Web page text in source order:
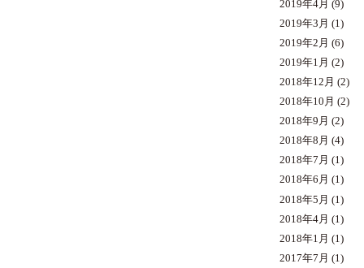
2019年4月 (9)
2019年3月 (1)
2019年2月 (6)
2019年1月 (2)
2018年12月 (2)
2018年10月 (2)
2018年9月 (2)
2018年8月 (4)
2018年7月 (1)
2018年6月 (1)
2018年5月 (1)
2018年4月 (1)
2018年1月 (1)
2017年7月 (1)